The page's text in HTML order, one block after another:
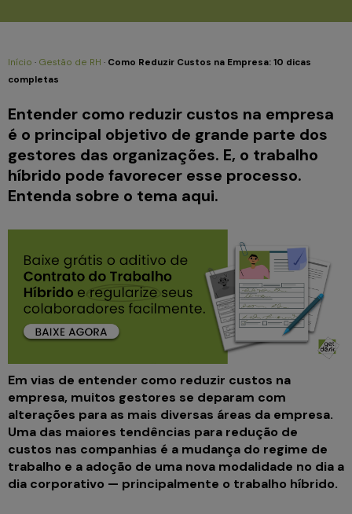
Início · Gestão de RH · Como Reduzir Custos na Empresa: 10 dicas
completas
Entender como reduzir custos na empresa
é o principal objetivo de grande parte dos
gestores das organizações. E, o trabalho
híbrido pode favorecer esse processo.
Entenda sobre o tema aqui.
Em vias de entender como reduzir custos na
empresa, muitos gestores se deparam com
alterações para as mais diversas áreas da empresa.
Uma das maiores tendências para redução de
custos nas companhias é a mudança do regime de
trabalho e a adoção de uma nova modalidade no dia a
dia corporativo — principalmente o trabalho híbrido.